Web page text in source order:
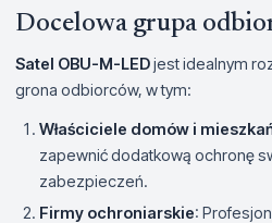
Docelowa grupa
Satel OBU-M-LEDjest idealnym
grona odbiorców, w tym:
Właściciele domów i
zapewnić dodatkową ochronę
zabezpieczeń.
Firmy ochroniarskie: